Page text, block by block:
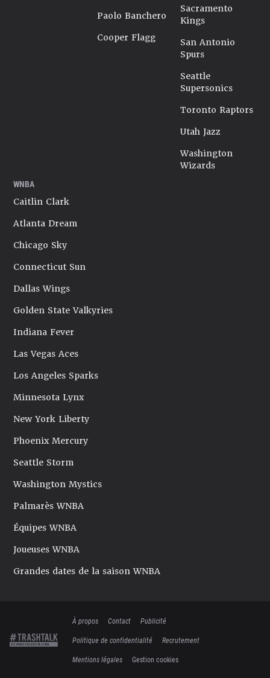
Paolo Banchero
Cooper Flagg
Sacramento
Kings
San Antonio
Spurs
Seattle
Supersonics
Toronto Raptors
Utah Jazz
Washington
Wizards
WNBA
Caitlin Clark
Atlanta Dream
Chicago Sky
Connecticut Sun
Dallas Wings
Golden State Valkyries
Indiana Fever
Las Vegas Aces
Los Angeles Sparks
Minnesota Lynx
New York Liberty
Phoenix Mercury
Seattle Storm
Washington Mystics
Palmarès WNBA
Équipes WNBA
Joueuses WNBA
Grandes dates de la saison WNBA
À propos Contact
Publicité
Politique de confidentialité
Recrutement
Mentions légales
Gestion cookies